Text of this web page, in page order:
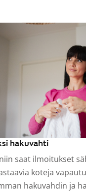
hakuvahti
saat ilmoitukset
koteja
hakuvahdin ja